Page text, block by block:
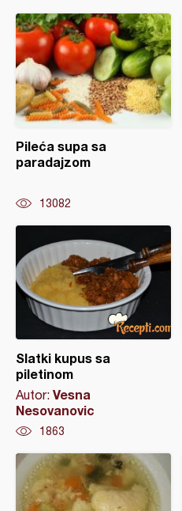
Pileća supa sa
paradajzom
13082
Slatki kupus sa
piletinom
Autor: Vesna
Nesovanovic
1863